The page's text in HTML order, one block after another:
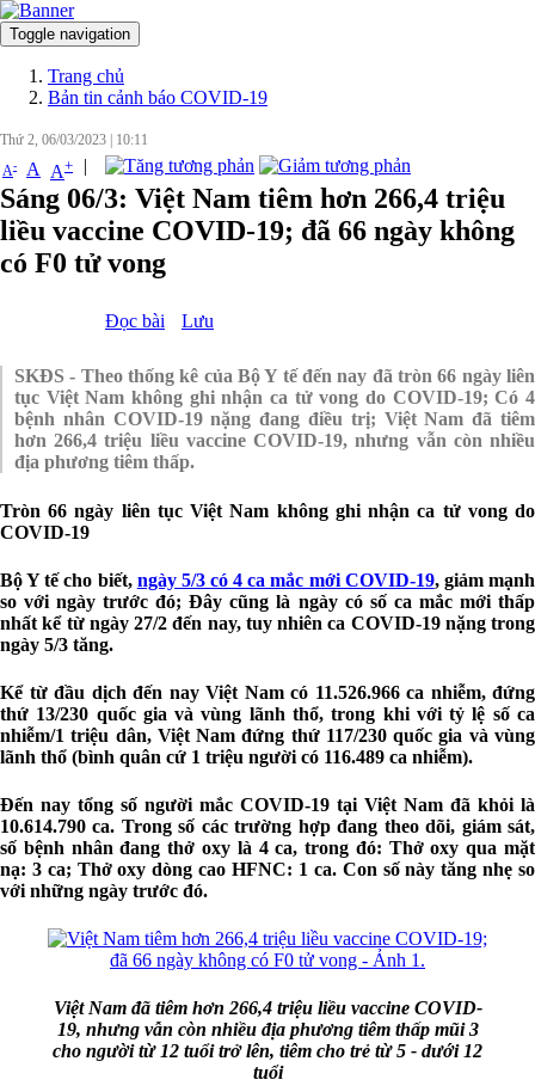
Toggle navigation
Trang chủ
Bản tin cảnh báo COVID-19
Thứ 2, 06/03/2023
10:11
A- A A+ |
Sáng 06/3: Việt Nam tiêm hơn 266,4 triệu
liều vaccine COVID-19; đã 66 ngày không
có F0 tử vong
Đọc bài Lưu
SKĐS - Theo thống kê của Bộ Y tế đến nay đã tròn 66 ngày liên
tục Việt Nam không ghi nhận ca tử vong do COVID-19; Có 4
bệnh nhân COVID-19 nặng đang điều trị; Việt Nam đã tiêm
hơn 266,4 triệu liều vaccine COVID-19, nhưng vẫn còn nhiều
địa phương tiêm thấp.
Tròn 66 ngày liên tục Việt Nam không ghi nhận ca tử vong do
COVID-19
Bộ Y tế cho biết, ngày 5/3 có 4 ca mắc mới COVID-19, giảm mạnh
so với ngày trước đó; Đây cũng là ngày có số ca mắc mới thấp
nhất kể từ ngày 27/2 đến nay, tuy nhiên ca COVID-19 nặng trong
ngày 5/3 tăng.
Kể từ đầu dịch đến nay Việt Nam có 11.526.966 ca nhiễm, đứng
thứ 13/230 quốc gia và vùng lãnh thổ, trong khi với tỷ lệ số ca
nhiễm/1 triệu dân, Việt Nam đứng thứ 117/230 quốc gia và vùng
lãnh thổ (bình quân cứ 1 triệu người có 116.489 ca nhiễm).
Đến nay tổng số người mắc COVID-19 tại Việt Nam đã khỏi là
10.614.790 ca. Trong số các trường hợp đang theo dõi, giám sát,
số bệnh nhân đang thở oxy là 4 ca, trong đó: Thở oxy qua mặt
nạ: 3 ca; Thở oxy dòng cao HFNC: 1 ca. Con số này tăng nhẹ so
với những ngày trước đó.
Việt Nam đã tiêm hơn 266,4 triệu liều vaccine COVID-
19, nhưng vẫn còn nhiều địa phương tiêm thấp mũi 3
cho người từ 12 tuổi trở lên, tiêm cho trẻ từ 5 - dưới 12
tuổi